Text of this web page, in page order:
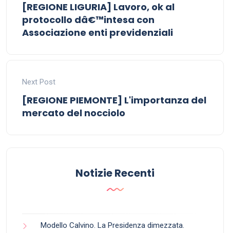
[REGIONE LIGURIA] Lavoro, ok al
protocollo dâ€™intesa con
Associazione enti previdenziali
Next Post
[REGIONE PIEMONTE] L'importanza del
mercato del nocciolo
Notizie Recenti
Modello Calvino. La Presidenza dimezzata.